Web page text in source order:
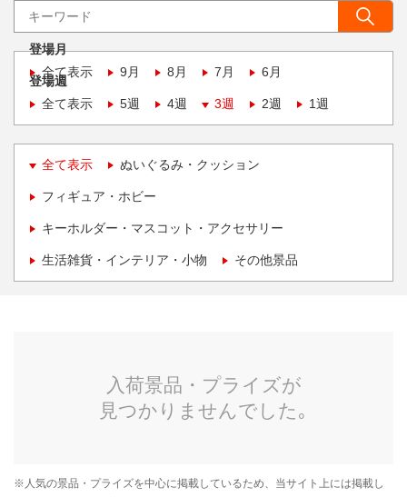
登場月
全て表示
9月 8月 7月 6月
登場週
全て表示
5週 4週 3週 2週 1週
全て表示 ぬいぐるみ・クッション
フィギュア・ホビー
キーホルダー・マスコット・アクセサリー
生活雑貨・インテリア・小物 その他景品